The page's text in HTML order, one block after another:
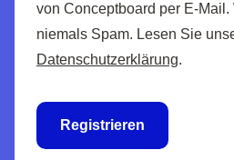
von Conceptboard per E-Mail.
niemals Spam. Lesen Sie
Datenschutzerklärung.
Registrieren